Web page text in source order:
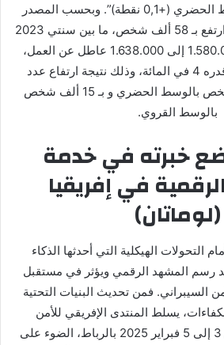
16,9 في المائة بالوسط الحضري (+0,1 نقطة)”. وبحسب المصدر
ذاته، فإن عدد العاطلين ارتفع بـ 58 ألف شخص، ما بين سنتي 2023
و2024، منتقلا من 1.580.000 إلى 1.638.000 عاطل عن العمل،
وهو ما يعادل ارتفاعا قدره 4 في المائة، وذلك نتيجة ارتفاع عدد
العاطلين بـ 42 ألف شخص بالوسط الحضري و بـ 15 ألف شخص
بالوسط القروي.
خبرته في خدمة
في إفريقيا
(لوماتان)
التحولات الهيكلية التي أحدثها الذكاء
رسم المشهد الرقمي ويؤثر في مستقبل
السيبراني. فمن تحديث البنيات التحتية
يسلط المنتدى الإفريقي للأمن
السيبراني، المنعقد من 3 إلى 5 فبراير 2025 بالرباط، الضوء على